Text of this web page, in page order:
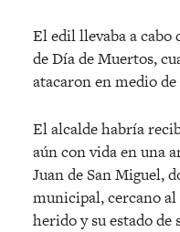
El edil llevaba a
de Día de Muertos,
atacaron en medio
El alcalde habría
aún con vida en una
Juan de San Miguel,
municipal, cercano
herido y su estado de